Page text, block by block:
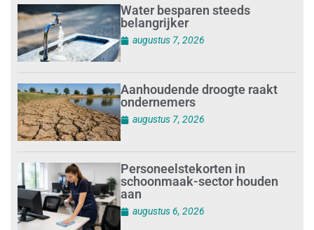
Water besparen steeds
belangrijker
augustus 7, 2026
Aanhoudende droogte raakt
ondernemers
augustus 7, 2026
Personeelstekorten in
schoonmaak-sector houden
aan
augustus 6, 2026